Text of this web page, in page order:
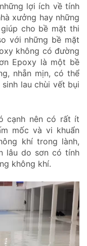
lợi ích về tính
xưởng hay những
cho bề mặt thi
với những bề mặt
không có đường
Epoxy là một bề
nhẵn mịn, có thể
lau chùi vết bụi
cạnh nên có rất ít
mốc và vi khuẩn
khí trong lành,
lâu do sơn có tính
không khí.